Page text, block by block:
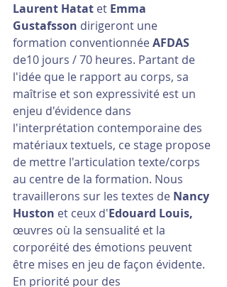
Laurent Hatat et Emma
Gustafsson dirigeront une
formation conventionnée AFDAS
de10 jours / 70 heures. Partant de
l'idée que le rapport au corps, sa
maîtrise et son expressivité est un
enjeu d'évidence dans
l'interprétation contemporaine des
matériaux textuels, ce stage propose
de mettre l'articulation texte/corps
au centre de la formation. Nous
travaillerons sur les textes de Nancy
Huston et ceux d'Edouard Louis,
œuvres où la sensualité et la
corporéité des émotions peuvent
être mises en jeu de façon évidente.
En priorité pour des